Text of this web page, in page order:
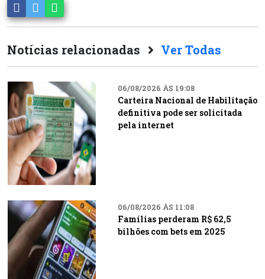
Notícias relacionadas Ver Todas
06/08/2026 ÀS 19:08
Carteira Nacional de Habilitação
definitiva pode ser solicitada
pela internet
06/08/2026 ÀS 11:08
Famílias perderam R$ 62,5
bilhões com bets em 2025